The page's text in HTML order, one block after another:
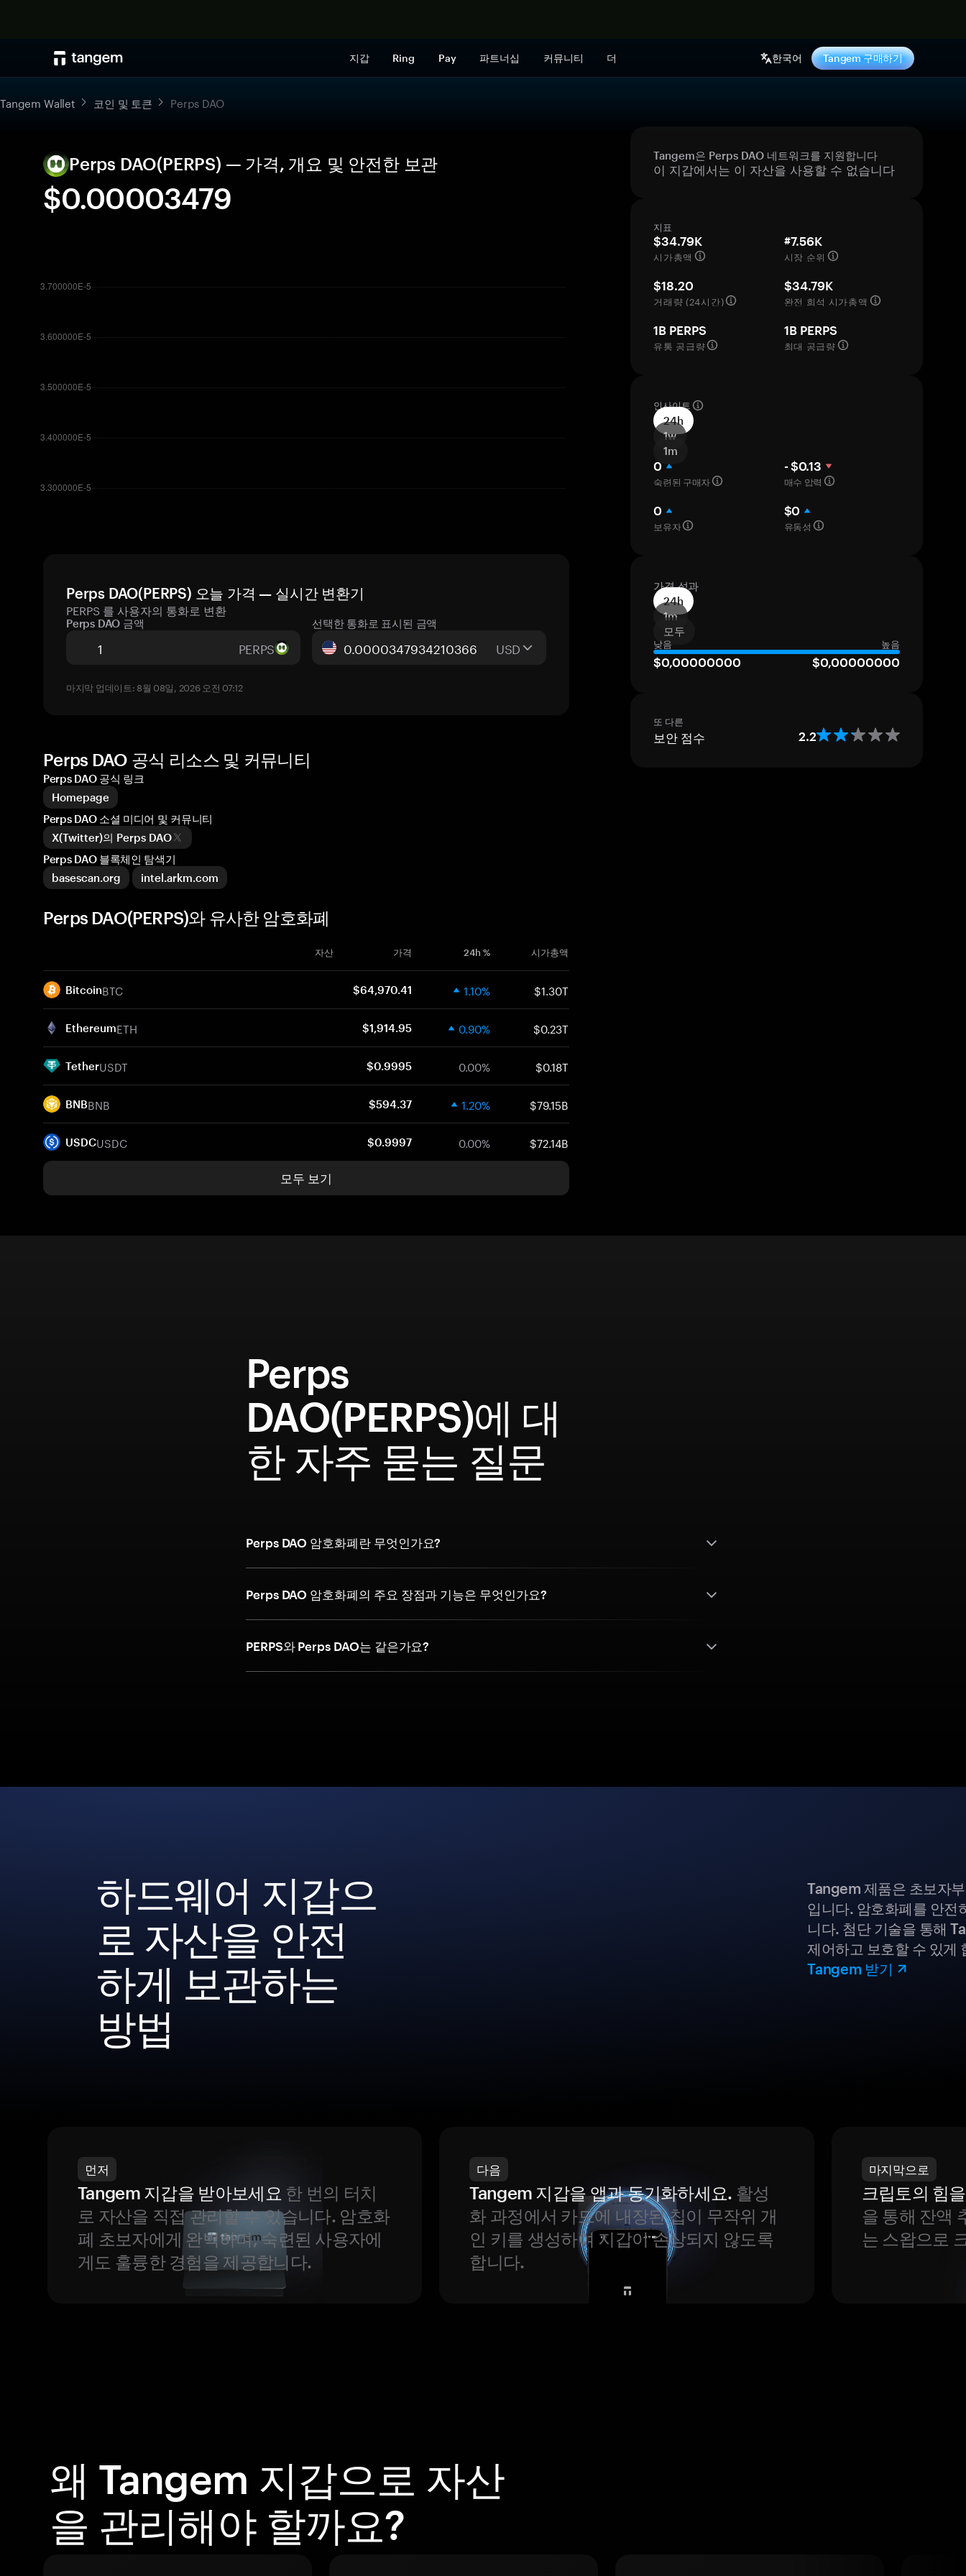
지갑 Ring Pay 파트너십 커뮤니티 더 한국어 Tangem 구매하기
Tangem Wallet 코인 및 토큰 Perps DAO
Perps DAO(PERPS) — 가격, 개요 및 안전한 보관
$0.00003479
Perps DAO(PERPS) 오늘 가격 — 실시간 변환기
PERPS 를 사용자의 통화로 변환
Perps DAO 금액
PERPS
선택한 통화로 표시된 금액
USD
마지막 업데이트: 8월 08일, 2026 오전 07:12
Tangem은 Perps DAO 네트워크를 지원합니다
이 지갑에서는 이 자산을 사용할 수 없습니다
지표
$34.79K
시가총액
#7.56K
시장 순위
$18.20
거래량 (24시간)
$34.79K
완전 희석 시가총액
1B PERPS
유통 공급량
1B PERPS
최대 공급량
인사이트
24h
1w
1m
0
숙련된 구매자
- $0.13
매수 압력
0
보유자
$0
유동성
가격 성과
24h
1m
모두
낮음 높음
$0,00000000 $0,00000000
또 다른
보안 점수 2.2
Perps DAO 공식 리소스 및 커뮤니티
Perps DAO 공식 링크
Homepage
Perps DAO 소셜 미디어 및 커뮤니티
X(Twitter)의 Perps DAO
Perps DAO 블록체인 탐색기
basescan.org
intel.arkm.com
Perps DAO(PERPS)와 유사한 암호화폐
자산 가격 24h % 시가총액
BitcoinBTC $64,970.41 1.10% $1.30T
EthereumETH $1,914.95 0.90% $0.23T
TetherUSDT $0.9995 0.00% $0.18T
BNBBNB $594.37 1.20% $79.15B
USDCUSDC $0.9997 0.00% $72.14B
모두 보기
Perps
DAO(PERPS)에 대
한 자주 묻는 질문
Perps DAO 암호화폐란 무엇인가요?
Perps DAO 암호화폐의 주요 장점과 기능은 무엇인가요?
PERPS와 Perps DAO는 같은가요?
하드웨어 지갑으
로 자산을 안전
하게 보관하는
방법
Tangem 제품은 초보자
입니다. 암호화폐를 안전
니다. 첨단 기술을 통해
제어하고 보호할 수 있게
Tangem 받기
먼저
Tangem 지갑을 받아보세요 한 번의 터치
로 자산을 직접 관리할 수 있습니다. 암호화
폐 초보자에게 완벽하며, 숙련된 사용자에
게도 훌륭한 경험을 제공합니다.
다음
Tangem 지갑을 앱과 동기화하세요. 활성
화 과정에서 카드에 내장된 칩이 무작위 개
인 키를 생성하여 지갑이 손상되지 않도록
합니다.
마지막으로
크립토의 힘
을 통해 잔액
는 스왑으로
왜 Tangem 지갑으로 자산
을 관리해야 할까요?